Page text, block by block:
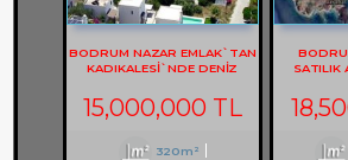
BODRUM NAZAR EMLAK`TAN
KADIKALESİ`NDE DENİZ
15,000,000 TL
320m²
SATILIK